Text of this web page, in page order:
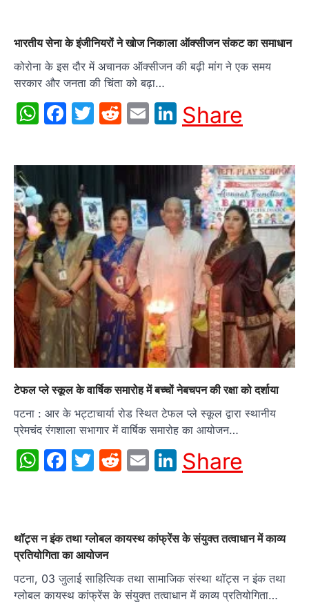
भारतीय सेना के इंजीनियरों ने खोज निकाला ऑक्सीजन संकट का समाधान
कोरोना के इस दौर में अचानक ऑक्सीजन की बढ़ी मांग ने एक समय
सरकार और जनता की चिंता को बढ़ा…
WhatsApp
Facebook
Twitter
Reddit
EmailLinkedIn
Share
टेफल प्ले स्कूल के वार्षिक समारोह में बच्चों नेबचपन की रक्षा को दर्शाया
पटना : आर के भट्टाचार्या रोड स्थित टेफल प्ले स्कूल द्वारा स्थानीय
प्रेमचंद रंगशाला सभागार में वार्षिक समारोह का आयोजन…
WhatsApp
Facebook
Twitter
Reddit
EmailLinkedIn
Share
थॉट्स न इंक तथा ग्लोबल कायस्थ कांफ्रेंस के संयुक्त तत्वाधान में काव्य
प्रतियोगिता का आयोजन
पटना, 03 जुलाई साहित्यिक तथा सामाजिक संस्था थॉट्स न इंक तथा
ग्लोबल कायस्थ कांफ्रेंस के संयुक्त तत्वाधान में काव्य प्रतियोगिता…